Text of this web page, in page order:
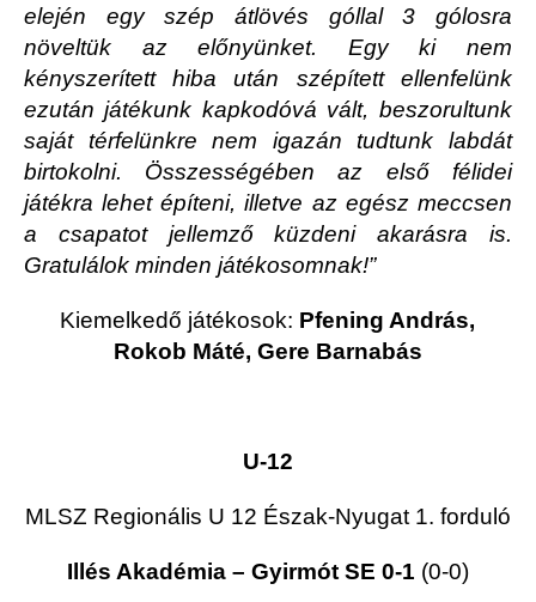
elején egy szép átlövés góllal 3 gólosra
növeltük az előnyünket. Egy ki nem
kényszerített hiba után szépített ellenfelünk
ezután játékunk kapkodóvá vált, beszorultunk
saját térfelünkre nem igazán tudtunk labdát
birtokolni. Összességében az első félidei
játékra lehet építeni, illetve az egész meccsen
a csapatot jellemző küzdeni akarásra is.
Gratulálok minden játékosomnak!”
Kiemelkedő játékosok: Pfening András,
Rokob Máté, Gere Barnabás
U-12
MLSZ Regionális U 12 Észak-Nyugat 1. forduló
Illés Akadémia – Gyirmót SE 0-1 (0-0)